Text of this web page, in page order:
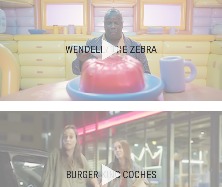
WENDELL/ THE ZEBRA
BURGER KING COCHES